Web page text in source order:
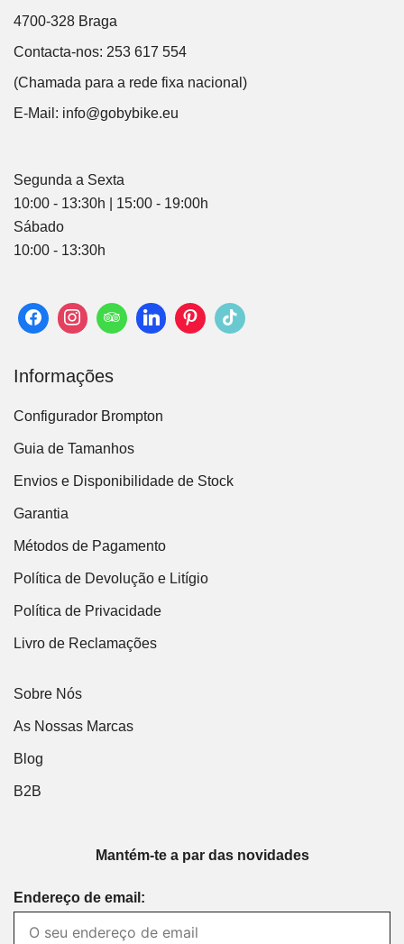
4700-328 Braga
Contacta-nos: 253 617 554
(Chamada para a rede fixa nacional)
E-Mail: info@gobybike.eu
Segunda a Sexta
10:00 - 13:30h | 15:00 - 19:00h
Sábado
10:00 - 13:30h
Informações
Configurador Brompton
Guia de Tamanhos
Envios e Disponibilidade de Stock
Garantia
Métodos de Pagamento
Política de Devolução e Litígio
Política de Privacidade
Livro de Reclamações
Sobre Nós
As Nossas Marcas
Blog
B2B
Mantém-te a par das novidades
Endereço de email: